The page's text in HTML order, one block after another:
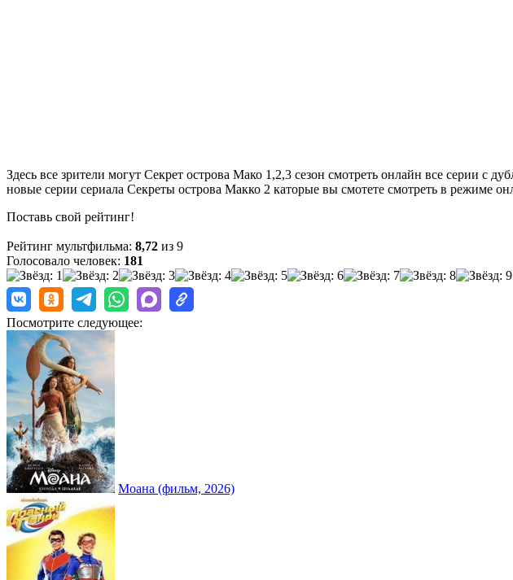
Здесь все зрители могут Секрет острова Мако 1,2,3 сезон смотреть онлайн все серии
новые серии сериала Секреты острова Макко 2 каторые вы смотете смотреть в режиме
Поставь свой рейтинг!
Рейтинг мультфильма: 8,72 из 9
Голосовало человек: 181
Посмотрите следующее:
Моана (фильм, 2026)